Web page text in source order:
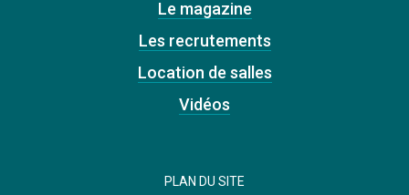
Le magazine
Les recrutements
Location de salles
Vidéos
PLAN DU SITE